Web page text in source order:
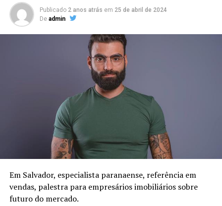
Publicado 2 anos atrás em 25 de abril de 2024
De admin
Em Salvador, especialista paranaense, referência em
vendas, palestra para empresários imobiliários sobre
futuro do mercado.